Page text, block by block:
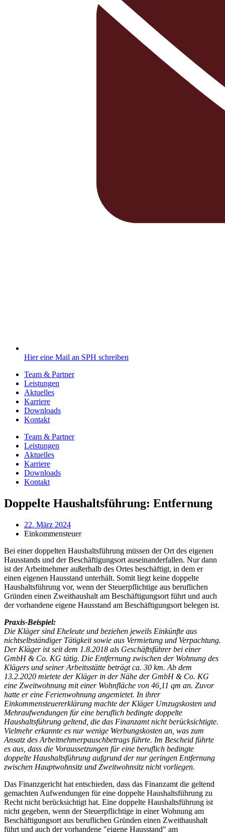
Hier eine Mail an SPH schreiben
Team & Partner
Leistungen
Aktuelles
Karriere
Downloads
Kontakt
Team & Partner
Leistungen
Aktuelles
Karriere
Downloads
Kontakt
Doppelte Haushaltsführung: Entfernung
22. März 2024
Einkommensteuer
Bei einer doppelten Haushaltsführung müssen der Ort des eigenen
Hausstands und der Beschäftigungsort auseinanderfallen. Nur dann
ist der Arbeitnehmer außerhalb des Ortes beschäftigt, in dem er
einen eigenen Hausstand unterhält. Somit liegt keine doppelte
Haushaltsführung vor, wenn der Steuerpflichtige aus beruflichen
Gründen einen Zweithaushalt am Beschäftigungsort führt und auch
der vorhandene eigene Hausstand am Beschäftigungsort belegen ist.
Praxis-Beispiel:
Die Kläger sind Eheleute und beziehen jeweils Einkünfte aus
nichtselbständiger Tätigkeit sowie aus Vermietung und Verpachtung.
Der Kläger ist seit dem 1.8.2018 als Geschäftsführer bei einer
GmbH & Co. KG tätig. Die Entfernung zwischen der Wohnung des
Klägers und seiner Arbeitsstätte beträgt ca. 30 km. Ab dem
13.2.2020 mietete der Kläger in der Nähe der GmbH & Co. KG
eine Zweitwohnung mit einer Wohnfläche von 46,11 qm an. Zuvor
hatte er eine Ferienwohnung angemietet. In ihrer
Einkommensteuererklärung machte der Kläger Umzugskosten und
Mehraufwendungen für eine beruflich bedingte doppelte
Haushaltsführung geltend, die das Finanzamt nicht berücksichtigte.
Vielmehr erkannte es nur wenige Werbungskosten an, was zum
Ansatz des Arbeitnehmerpauschbetrags führte. Im Bescheid führte
es aus, dass die Voraussetzungen für eine beruflich bedingte
doppelte Haushaltsführung aufgrund der nur geringen Entfernung
zwischen Hauptwohnsitz und Zweitwohnsitz nicht vorliegen.
Das Finanzgericht hat entschieden, dass das Finanzamt die geltend
gemachten Aufwendungen für eine doppelte Haushaltsführung zu
Recht nicht berücksichtigt hat. Eine doppelte Haushaltsführung ist
nicht gegeben, wenn der Steuerpflichtige in einer Wohnung am
Beschäftigungsort aus beruflichen Gründen einen Zweithaushalt
führt und auch der vorhandene "eigene Hausstand" am